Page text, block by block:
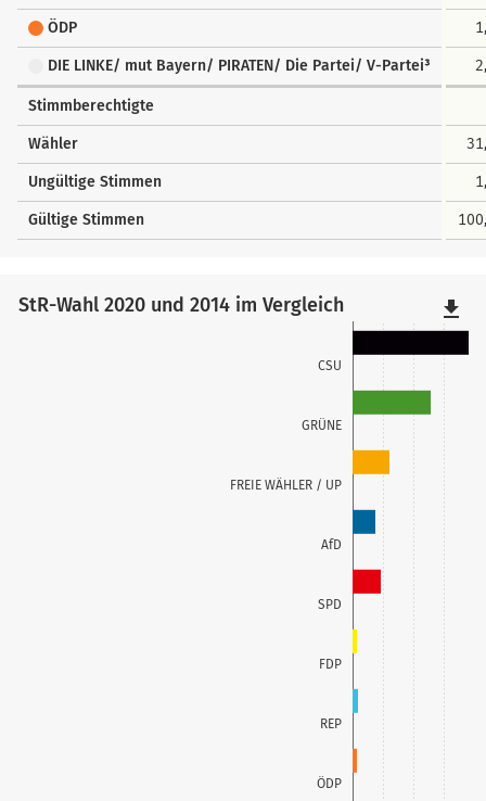
ÖDP
DIE LINKE/ mut Bayern/ PIRATEN/ Die Partei/ V-Partei³
Stimmberechtigte
Wähler
Ungültige Stimmen
Gültige Stimmen
CSU
GRÜNE
FREIE WÄHLER / UP
AfD
SPD
FDP
REP
ÖDP
StR-Wahl 2020 und 2014 im Vergleich file_download